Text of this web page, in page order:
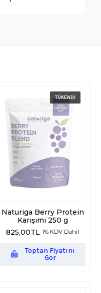
Naturiga Berry Protein
Karışımı 250 g
825,00TL 1% KDV Dahil
Toptan Fiyatını
Gör